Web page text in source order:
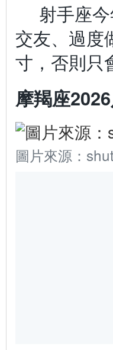
射手座
交友、過度
寸，否則只
摩羯座
圖片來源：